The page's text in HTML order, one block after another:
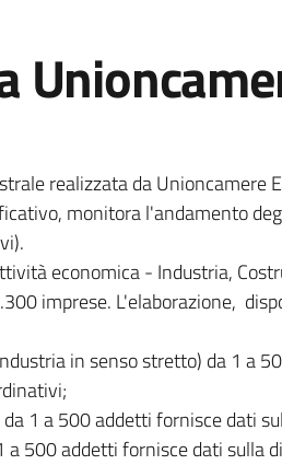
realizzata da Unioncamere
monitora l'andamento
economica - Industria,
imprese. L'elaborazione,
in senso stretto) da 1 a
1 a 500 addetti fornisce dati
a 500 addetti fornisce dati sulla